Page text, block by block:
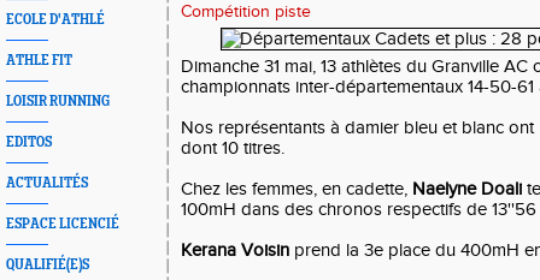
ECOLE D'ATHLÉ
ATHLE FIT
LOISIR RUNNING
EDITOS
ACTUALITÉS
ESPACE LICENCIÉ
QUALIFIÉ(E)S
Compétition piste
Dimanche 31 mai, 13 athlètes du Granville AC
championnats inter-départementaux 14-50-
Nos représentants à damier bleu et blanc
dont 10 titres.
Chez les femmes, en cadette, Naelyne Doali
100mH dans des chronos respectifs de 13''56
Kerana Voisin prend la 3e place du 400mH